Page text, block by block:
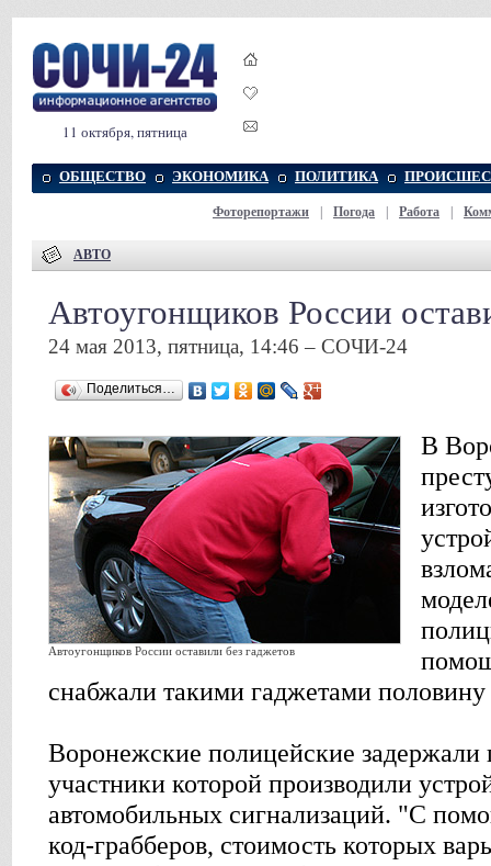
11 октября, пятница
ОБЩЕСТВО ЭКОНОМИКА ПОЛИТИКА
Фоторепортажи Погода Работа
АВТО
Автоугонщиков России
24 мая 2013, пятница, 14:46 – СОЧИ-24
Поделиться…
Автоугонщиков России оставили без гаджетов
В
снабжали такими гаджетами
Воронежские полицейские задержали
участники которой производили
автомобильных сигнализаций. "С
код-грабберов, стоимость которых